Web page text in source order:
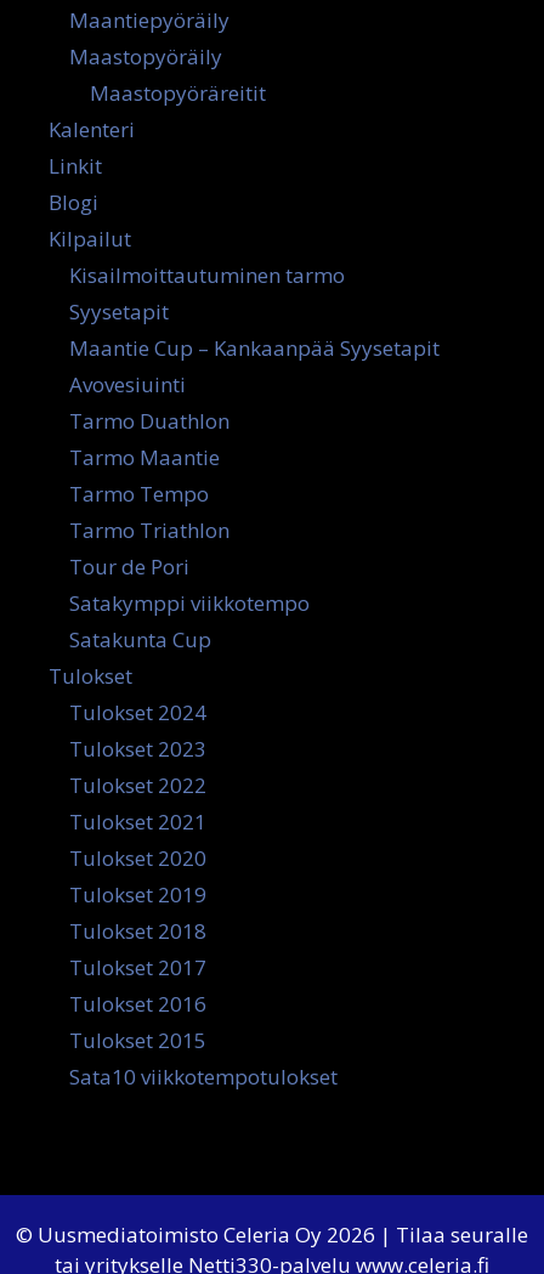
Maantiepyöräily
Maastopyöräily
Maastopyöräreitit
Kalenteri
Linkit
Blogi
Kilpailut
Kisailmoittautuminen tarmo
Syysetapit
Maantie Cup – Kankaanpää Syysetapit
Avovesiuinti
Tarmo Duathlon
Tarmo Maantie
Tarmo Tempo
Tarmo Triathlon
Tour de Pori
Satakymppi viikkotempo
Satakunta Cup
Tulokset
Tulokset 2024
Tulokset 2023
Tulokset 2022
Tulokset 2021
Tulokset 2020
Tulokset 2019
Tulokset 2018
Tulokset 2017
Tulokset 2016
Tulokset 2015
Sata10 viikkotempotulokset
© Uusmediatoimisto Celeria Oy 2026 | Tilaa seuralle
tai yritykselle Netti330-palvelu www.celeria.fi